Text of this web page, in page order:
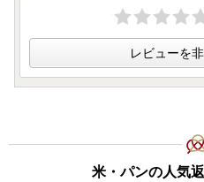
〒825-8501 福岡県田川市中
田川市役所 産業振興課たがわ
ふるさと納税担当 宛レビューを
米・パンの人気